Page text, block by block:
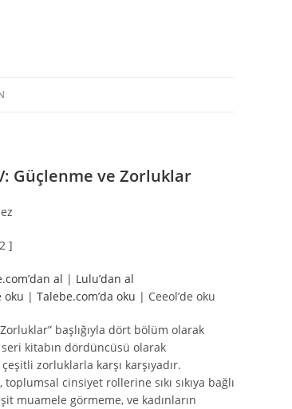
Güçlenme ve Zorluklar
]
al | Lulu’dan al
oku | Talebe.com’da oku | Ceeol’de oku
başlığıyla dört bölüm olarak
kitabın dördüncüsü olarak
zorluklarla karşı karşıyadır.
cinsiyet rollerine sıkı sıkıya bağlı
muamele görmeme, ve kadınların